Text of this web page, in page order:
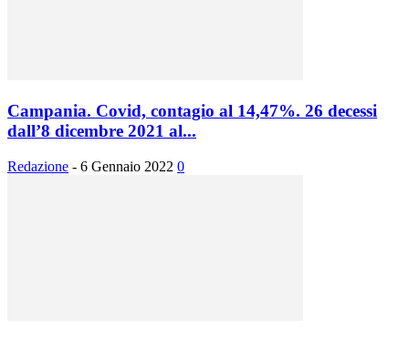
Campania. Covid, contagio al 14,47%. 26 decessi
dall’8 dicembre 2021 al...
Redazione - 6 Gennaio 2022 0